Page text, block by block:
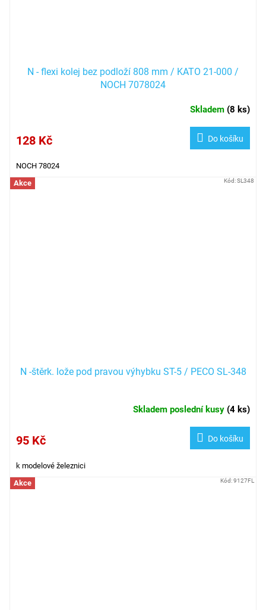
N - flexi kolej bez podloží 808 mm / KATO 21-000 /
NOCH 7078024
Skladem (8 ks)
128 Kč Do košíku
NOCH 78024
Akce
N -štěrk. lože pod pravou výhybku ST-5 / PECO SL-348
Skladem poslední kusy (4 ks)
95 Kč Do košíku
k modelové železnici
Kód:SL348
Akce Kód:9127FL